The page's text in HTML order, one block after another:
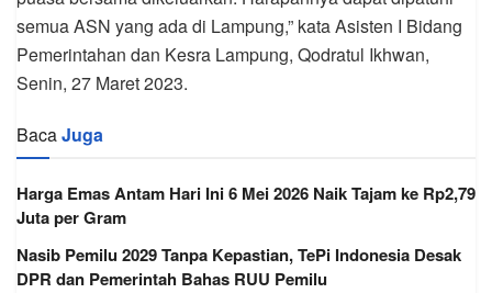
semua ASN yang ada di Lampung,” kata Asisten I Bidang
Pemerintahan dan Kesra Lampung, Qodratul Ikhwan,
Senin, 27 Maret 2023.
BacaJuga
Harga Emas Antam Hari Ini 6 Mei 2026 Naik Tajam ke Rp2,79
Juta per Gram
Nasib Pemilu 2029 Tanpa Kepastian, TePi Indonesia Desak
DPR dan Pemerintah Bahas RUU Pemilu